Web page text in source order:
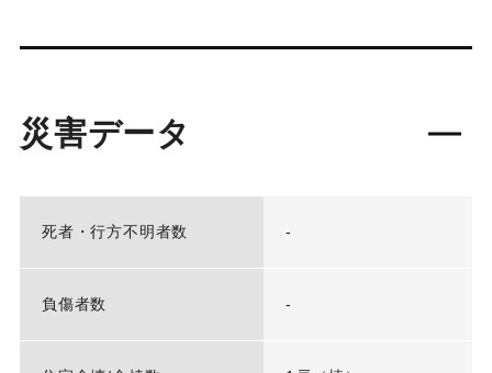
災害データ
死者・行方不明者数 -
負傷者数 -